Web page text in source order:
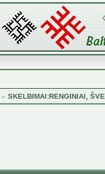
» SKELBIMAI:RENGINIAI,